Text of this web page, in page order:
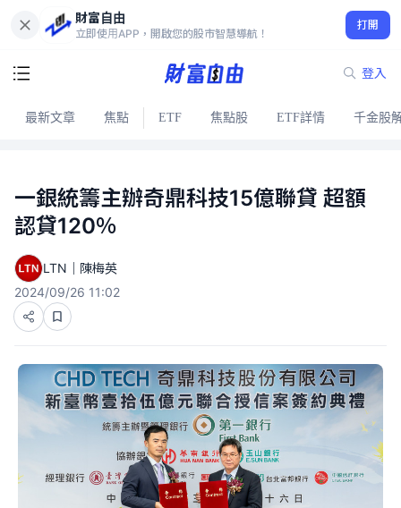
財富自由
立即使用APP，開啟您的股市智慧導航！
打開
登入
最新文章 焦點 ETF 焦點股 ETF詳情 千金股
一銀統籌主辦奇鼎科技15億聯貸 超額
認貸120％
LTN｜陳梅英
2024/09/26 11:02